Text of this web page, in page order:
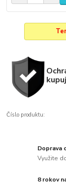
Číslo produktu:
Doprava
Využite
8 rokov